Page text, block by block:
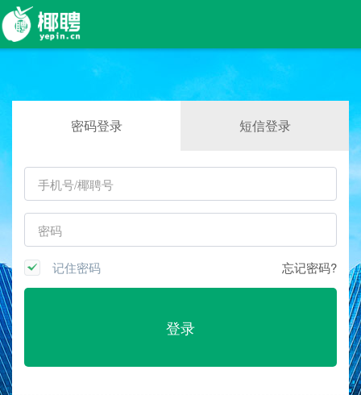
密码登录 短信登录
记住密码 忘记密码?
登录